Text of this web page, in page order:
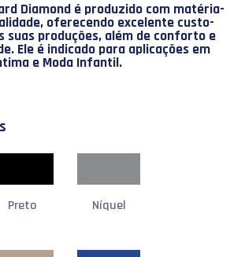
Diamond é produzido com matéria-
oferecendo excelente custo-
suas produções, além de conforto e
Ele é indicado para aplicações em
e Moda Infantil.
Preto Níquel